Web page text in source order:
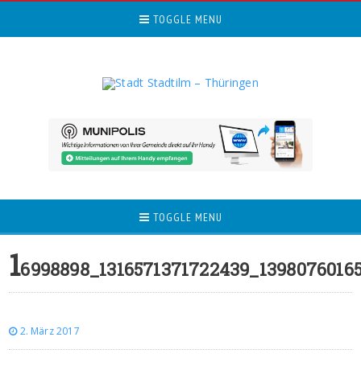
TOGGLE MENU
TOGGLE MENU
1
2. März 2017